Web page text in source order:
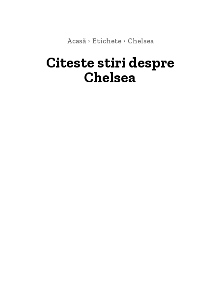
Acasă Etichete Chelsea
Citeste stiri despre
Chelsea